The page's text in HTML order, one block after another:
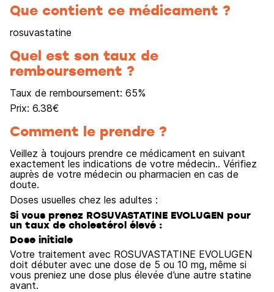
Que contient ce médicament ?
rosuvastatine
Quel est son taux de
remboursement ?
Taux de remboursement: 65%
Prix: 6.38€
Comment le prendre ?
Veillez à toujours prendre ce médicament en suivant
exactement les indications de votre médecin.. Vérifiez
auprès de votre médecin ou pharmacien en cas de
doute.
Doses usuelles chez les adultes :
Si vous prenez ROSUVASTATINE EVOLUGEN pour
un taux de cholestérol élevé :
Dose initiale
Votre traitement avec ROSUVASTATINE EVOLUGEN
doit débuter avec une dose de 5 ou 10 mg, même si
vous preniez une dose plus élevée d’une autre statine
avant.